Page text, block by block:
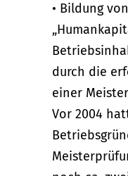
• Bildung
durch die
einer
Vor 2004